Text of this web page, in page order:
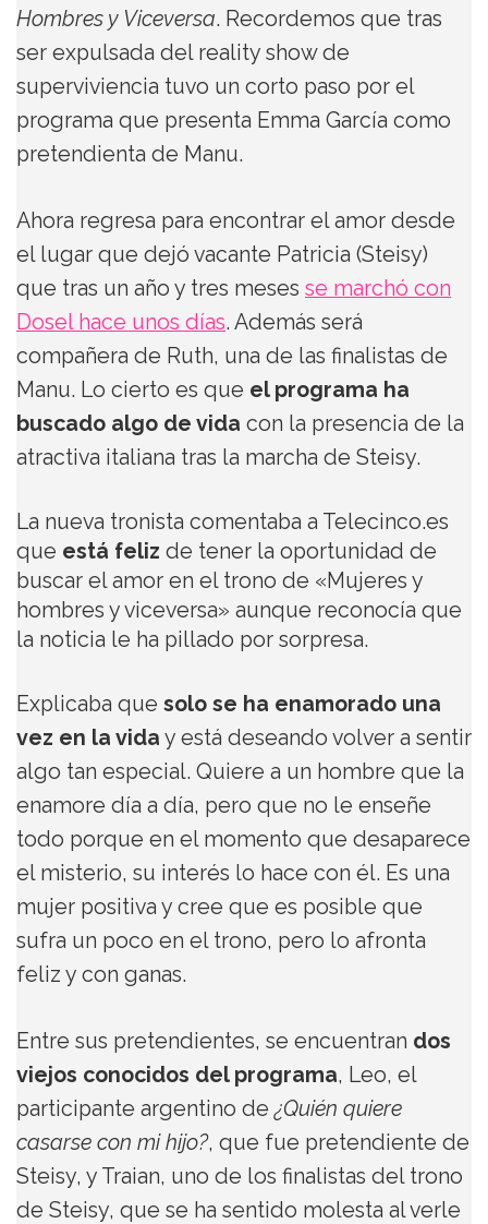
Hombres y Viceversa. Recordemos que tras
ser expulsada del reality show de
superviviencia tuvo un corto paso por el
programa que presenta Emma García como
pretendienta de Manu.
Ahora regresa para encontrar el amor desde
el lugar que dejó vacante Patricia (Steisy)
que tras un año y tres meses se marchó con
Dosel hace unos días. Además será
compañera de Ruth, una de las finalistas de
Manu. Lo cierto es que el programa ha
buscado algo de vida con la presencia de la
atractiva italiana tras la marcha de Steisy.
La nueva tronista comentaba a Telecinco.es
que está feliz de tener la oportunidad de
buscar el amor en el trono de «Mujeres y
hombres y viceversa» aunque reconocía que
la noticia le ha pillado por sorpresa.
Explicaba que solo se ha enamorado una
vez en la vida y está deseando volver a sentir
algo tan especial. Quiere a un hombre que la
enamore día a día, pero que no le enseñe
todo porque en el momento que desaparece
el misterio, su interés lo hace con él. Es una
mujer positiva y cree que es posible que
sufra un poco en el trono, pero lo afronta
feliz y con ganas.
Entre sus pretendientes, se encuentran dos
viejos conocidos del programa, Leo, el
participante argentino de¿Quién quiere
casarse con mi hijo?, que fue pretendiente de
Steisy, y Traian, uno de los finalistas del trono
de Steisy, que se ha sentido molesta al verle